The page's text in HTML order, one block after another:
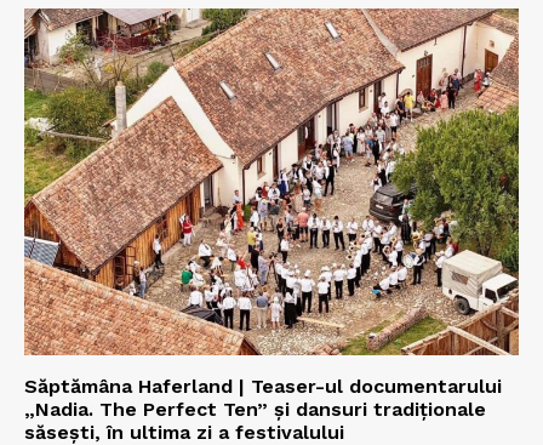
Săptămâna Haferland | Teaser-ul documentarului
„Nadia. The Perfect Ten” şi dansuri tradiţionale
săseşti, în ultima zi a festivalului